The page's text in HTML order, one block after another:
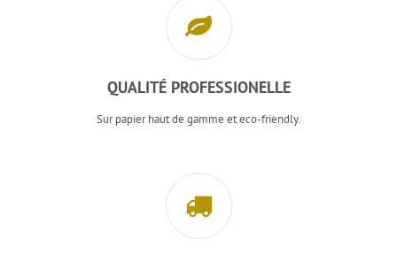
QUALITÉ PROFESSIONELLE
Sur papier haut de gamme et eco-friendly.